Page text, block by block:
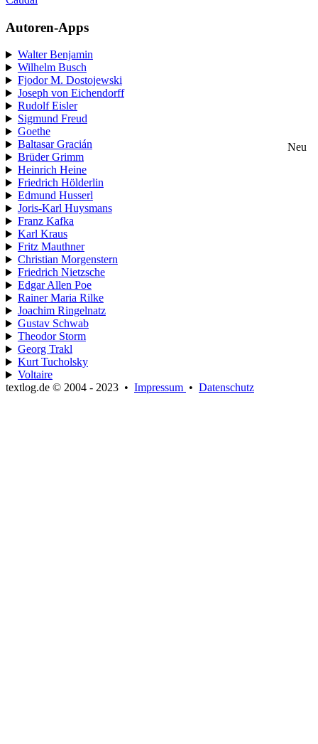
Autoren-Apps
Walter Benjamin
Wilhelm Busch
Fjodor M. Dostojewski
Joseph von Eichendorff
Rudolf Eisler
Sigmund Freud
Goethe
Baltasar Gracián
Neu
Brüder Grimm
Heinrich Heine
Friedrich Hölderlin
Edmund Husserl
Joris-Karl Huysmans
Franz Kafka
Karl Kraus
Fritz Mauthner
Christian Morgenstern
Friedrich Nietzsche
Edgar Allen Poe
Rainer Maria Rilke
Joachim Ringelnatz
Gustav Schwab
Theodor Storm
Georg Trakl
Kurt Tucholsky
Voltaire
textlog.de © 2004 - 2023 • Impressum • Datenschutz